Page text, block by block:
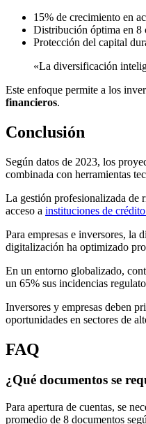
15% de crecimiento en
Distribución óptima en 8
Protección del capital
«La diversificación
Este enfoque permite a los
financieros.
Conclusión
Según datos de 2023, los
combinada con herramientas
La gestión profesionalizada de
acceso a instituciones de
Para empresas e inversores, la
digitalización ha optimizado
En un entorno globalizado,
un 65% sus incidencias
Inversores y empresas deben
oportunidades en sectores de
FAQ
¿Qué documentos se
Para apertura de cuentas, se
promedio de 8 documentos